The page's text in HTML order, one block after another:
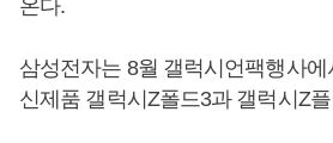
온다.
삼성전자는 8월 갤럭시언팩행사
신제품 갤럭시Z폴드3과 갤럭시Z